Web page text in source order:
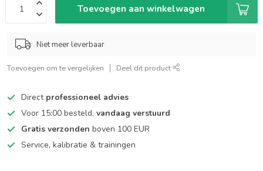
Toevoegen aan winkelwagen
Niet meer leverbaar
Toevoegen om te vergelijken Deel dit product
Direct professioneel advies
Voor 15:00 besteld, vandaag verstuurd
Gratis verzonden boven 100 EUR
Service, kalibratie & trainingen